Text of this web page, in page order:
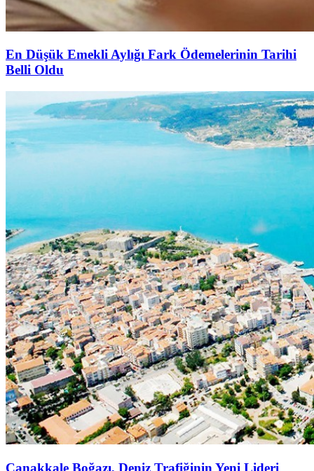
En Düşük Emekli Aylığı Fark Ödemelerinin Tarihi
Belli Oldu
Çanakkale Boğazı, Deniz Trafiğinin Yeni Lideri